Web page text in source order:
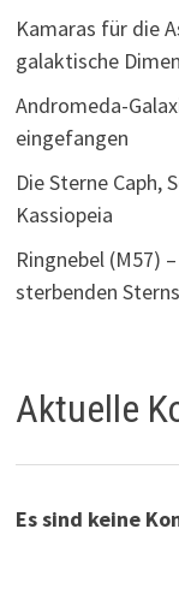
Kamaras für die
galaktische
Andromeda-
eingefangen
Die Sterne Caph,
Kassiopeia
Ringnebel (M57)
sterbenden Sterns
Aktuelle
Es sind keine